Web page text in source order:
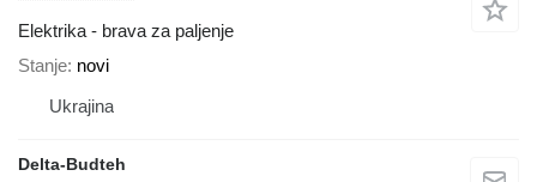
Elektrika - brava za paljenje
Stanje novi
Ukrajina
Delta-Budteh